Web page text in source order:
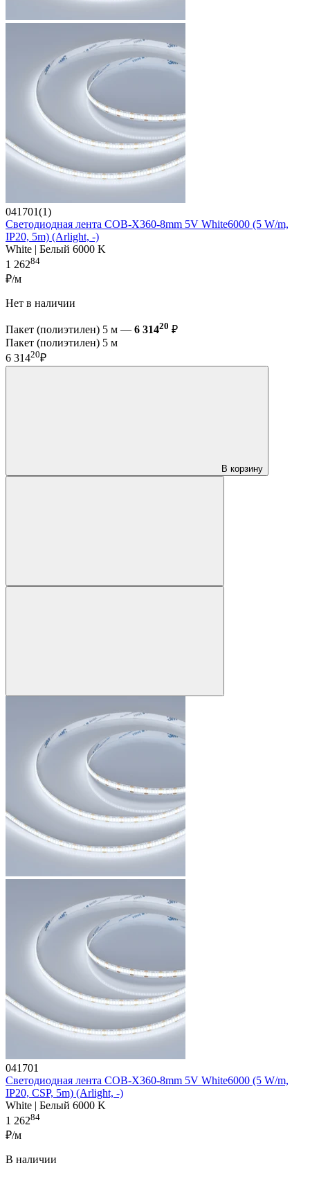
041701(1)
Светодиодная лента COB-X360-8mm 5V White6000 (5 W/m,
IP20, 5m) (Arlight, -)
White | Белый 6000 K
1 26284
₽/м
Нет в наличии
Пакет (полиэтилен) 5 м — 6 31420 ₽
Пакет (полиэтилен) 5 м
6 31420₽
В корзину
041701
Светодиодная лента COB-X360-8mm 5V White6000 (5 W/m,
IP20, CSP, 5m) (Arlight, -)
White | Белый 6000 K
1 26284
₽/м
В наличии